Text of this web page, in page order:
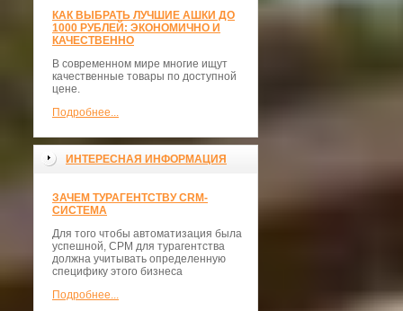
КАК ВЫБРАТЬ ЛУЧШИЕ АШКИ ДО
1000 РУБЛЕЙ: ЭКОНОМИЧНО И
КАЧЕСТВЕННО
В современном мире многие ищут
качественные товары по доступной
цене.
Подробнее...
ИНТЕРЕСНАЯ ИНФОРМАЦИЯ
ЗАЧЕМ ТУРАГЕНТСТВУ CRM-
СИСТЕМА
Для того чтобы автоматизация была
успешной, СРМ для турагентства
должна учитывать определенную
специфику этого бизнеса
Подробнее...